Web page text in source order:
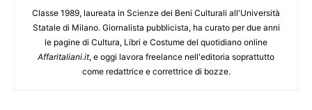
Classe 1989, laureata in Scienze dei Beni Culturali all'Università
Statale di Milano. Giornalista pubblicista, ha curato per due anni
le pagine di Cultura, Libri e Costume del quotidiano online
Affaritaliani.it, e oggi lavora freelance nell'editoria soprattutto
come redattrice e correttrice di bozze.